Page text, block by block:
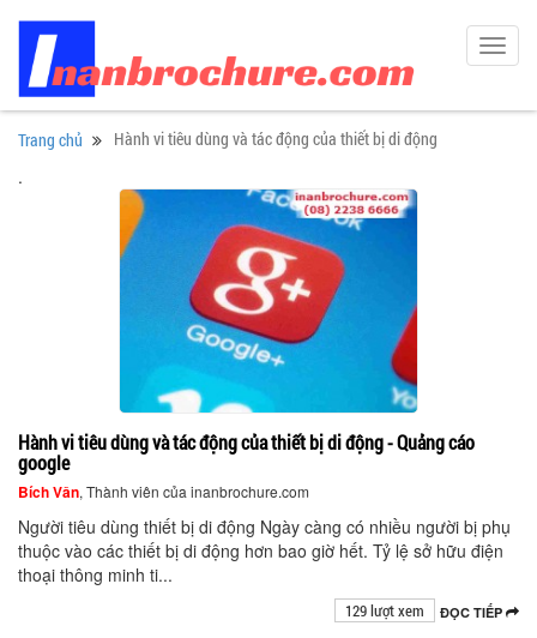
Trang chủ Hành vi tiêu dùng và tác động của thiết bị di động
.
Hành vi tiêu dùng và tác động của thiết bị di động - Quảng cáo
google
Bích Vân, Thành viên của inanbrochure.com
Người tiêu dùng thiết bị di động Ngày càng có nhiều người bị phụ
thuộc vào các thiết bị di động hơn bao giờ hết. Tỷ lệ sở hữu điện
thoại thông minh ti...
ĐỌC TIẾP
129 lượt xem